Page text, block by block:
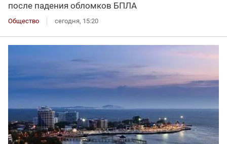
после падения обломков БПЛА
Общество сегодня, 15:20